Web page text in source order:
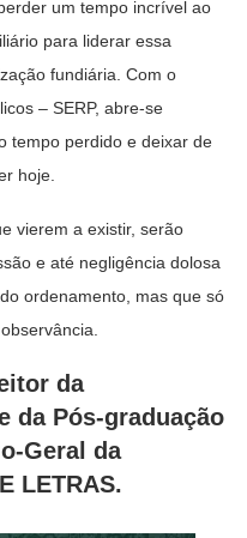
um tempo incrível ao
para liderar essa
fundiária. Com o
– SERP, abre-se
tempo perdido e deixar de
hoje.
a existir, serão
e até negligência dolosa
ordenamento, mas que só
da
da Pós-graduação
Geral da
LETRAS.